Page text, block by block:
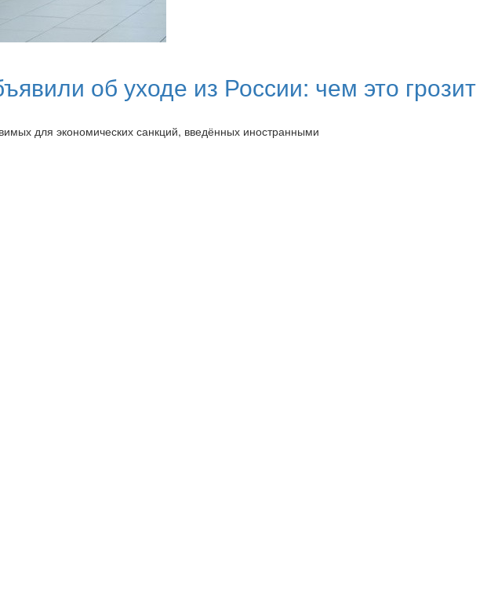
об уходе из России: чем это грозит
для экономических санкций, введённых иностранными